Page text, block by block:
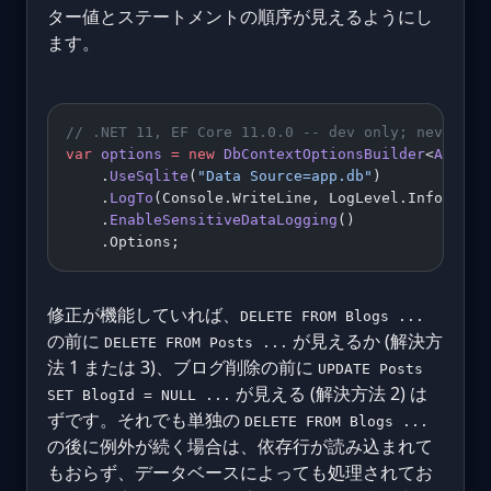
ター値とステートメントの順序が見えるようにし
ます。
// .NET 11, EF Core 11.0.0 -- dev only; never
var options = new DbContextOptionsBuilder<AppDb
    .
UseSqlite ( "Data Source=app.db" )
    .
LogTo (Console.WriteLine,
    .
EnableSensitiveDataLogging ()
    .Options;
修正が機能していれば、 DELETE FROM Blogs ...
の前に DELETE FROM Posts ... が見えるか (解決方
法 1 または 3)、ブログ削除の前に UPDATE Posts
SET BlogId = NULL ... が見える (解決方法 2) は
ずです。それでも単独の DELETE FROM Blogs ...
の後に例外が続く場合は、依存行が読み込まれて
もおらず、データベースによっても処理されてお